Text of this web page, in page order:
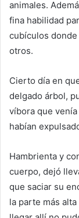
animales.
fina habilidad
cubículos
otros.
Cierto día en
delgado árbol,
víbora que
habían
Hambrienta y
cuerpo, dejó
que saciar su
la parte más